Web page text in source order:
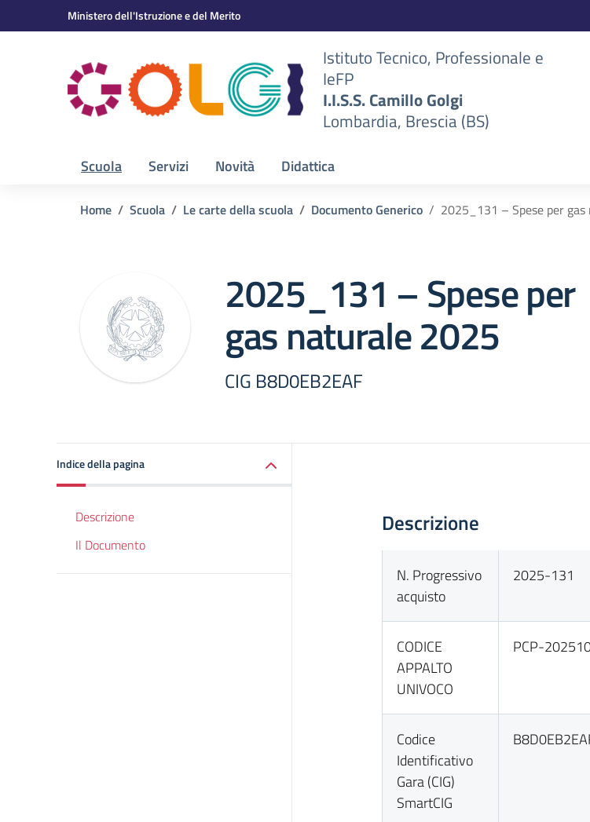
Vai ai contenuti
Vai al menu di navigazioneMinistero dell'Istruzione e del Merito
Istituto Tecnico, Professionale e
IeFP
I.I.S.S. Camillo Golgi
Lombardia, Brescia (BS)
Scuola Servizi Novità Didattica
Home Scuola Le carte della scuola Documento Generico 2025_131 – Spese per
2025_131 – Spese per
gas naturale 2025
CIG B8D0EB2EAF
Indice della pagina
Descrizione
Il Documento
Descrizione
N. Progressivo
acquisto
2025-131
CODICE
APPALTO
UNIVOCO
PCP-
Codice
Identificativo
Gara (CIG)
SmartCIG